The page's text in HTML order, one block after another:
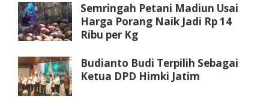
Semringah Petani Madiun Usai
Harga Porang Naik Jadi Rp 14
Ribu per Kg
Budianto Budi Terpilih Sebagai
Ketua DPD Himki Jatim